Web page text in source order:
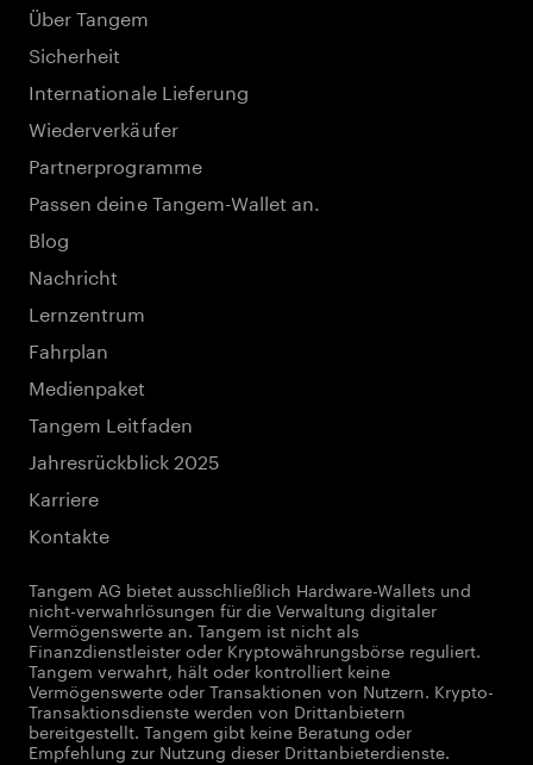
Über Tangem
Sicherheit
Internationale Lieferung
Wiederverkäufer
Partnerprogramme
Passen deine Tangem-Wallet an.
Blog
Nachricht
Lernzentrum
Fahrplan
Medienpaket
Tangem Leitfaden
Jahresrückblick 2025
Karriere
Kontakte
Tangem AG bietet ausschließlich Hardware-Wallets und
nicht-verwahrlösungen für die Verwaltung digitaler
Vermögenswerte an. Tangem ist nicht als
Finanzdienstleister oder Kryptowährungsbörse reguliert.
Tangem verwahrt, hält oder kontrolliert keine
Vermögenswerte oder Transaktionen von Nutzern. Krypto-
Transaktionsdienste werden von Drittanbietern
bereitgestellt. Tangem gibt keine Beratung oder
Empfehlung zur Nutzung dieser Drittanbieterdienste.